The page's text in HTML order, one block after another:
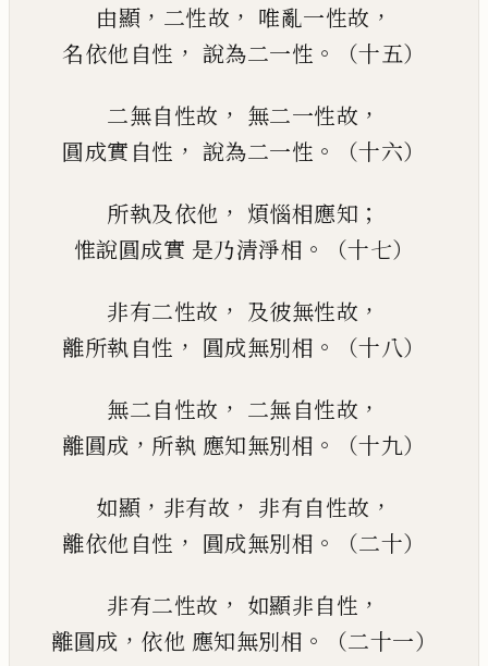
由顯 ， 二性故 ， 唯亂一性故 ，
名依他自性 ， 說為二一性 。 （十五）
二無自性故 ， 無二一性故 ，
圓成實自性 ， 說為二一性 。 （十六）
所執及依他 ， 煩惱相應知 ；
惟說圓成實 是乃清淨相 。 （十七）
非有二性故 ， 及彼無性故 ，
離所執自性 ， 圓成無別相 。 （十八）
無二自性故 ， 二無自性故 ，
離圓成 ， 所執 應知無別相 。 （十九）
如顯 ， 非有故 ， 非有自性故 ，
離依他自性 ， 圓成無別相 。 （二十）
非有二性故 ， 如顯非自性 ，
離圓成 ， 依他 應知無別相 。 （二十一）